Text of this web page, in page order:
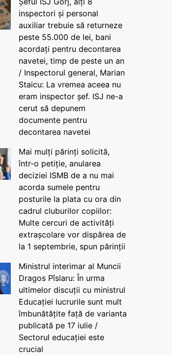
inspectori și personal
auxiliar trebuie să returneze
peste 55.000 de lei, bani
acordați pentru decontarea
navetei, timp de peste un an
/ Inspectorul general, Marian
Staicu: La vremea aceea nu
eram inspector șef. ISJ ne-a
cerut să depunem
documente pentru
decontarea navetei
Mai mulți părinți solicită,
într-o petiție, anularea
deciziei ISMB de a nu mai
acorda sumele pentru
posturile la plata cu ora din
cadrul cluburilor copiilor:
Multe cercuri de activități
extrașcolare vor dispărea de
la 1 septembrie, spun părinții
Ministrul interimar al Muncii
Dragos Pîslaru: În urma
ultimelor discuții cu ministrul
Educației lucrurile sunt mult
îmbunătățite față de varianta
publicată pe 17 iulie /
Sectorul educației este
crucial